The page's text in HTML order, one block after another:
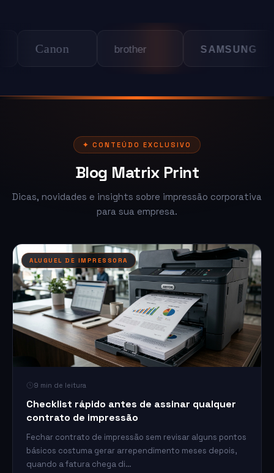
SAMSUNG
✦ CONTEÚDO EXCLUSIVO
Blog Matrix Print
Dicas, novidades e insights sobre impressão corporativa
para sua empresa.
ALUGUEL DE IMPRESSORA
9 min de leitura
Checklist rápido antes de assinar qualquer
contrato de impressão
Fechar contrato de impressão sem revisar alguns pontos
básicos costuma gerar arrependimento meses depois,
quando a fatura chega di…